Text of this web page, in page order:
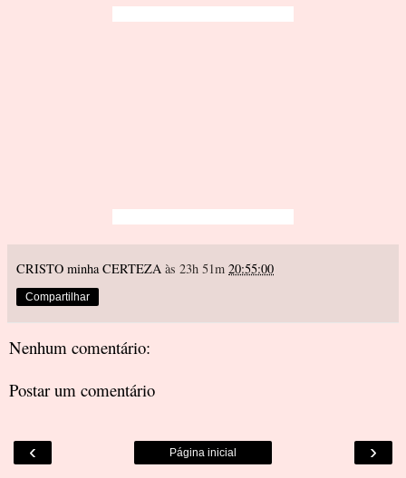
CRISTO minha CERTEZA às 23h 51m 20:55:00
Compartilhar
Nenhum comentário:
Postar um comentário
‹ ›
Página inicial